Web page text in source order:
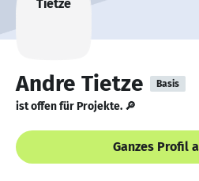
Andre Tietze Basis
ist offen für Projekte. 🔎
Ganzes Profil